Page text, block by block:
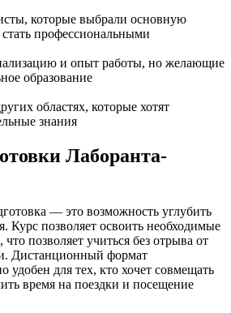
которые выбрали основную
стать профессиональными
и опыт работы, но желающие
образование
областях, которые хотят
знания
Лаборанта-
— это возможность углубить
Курс позволяет освоить необходимые
позволяет учиться без отрыва от
Дистанционный формат
удобен для тех, кто хочет совмещать
время на поездки и посещение